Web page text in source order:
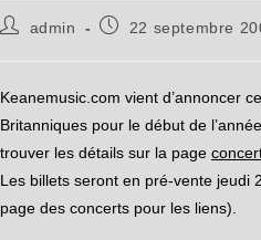
admin 22 septembre
Keanemusic.com vient d’annoncer
Britanniques pour le début de
trouver les détails sur la page
Les billets seront en pré-vente jeudi
page des concerts pour les liens).